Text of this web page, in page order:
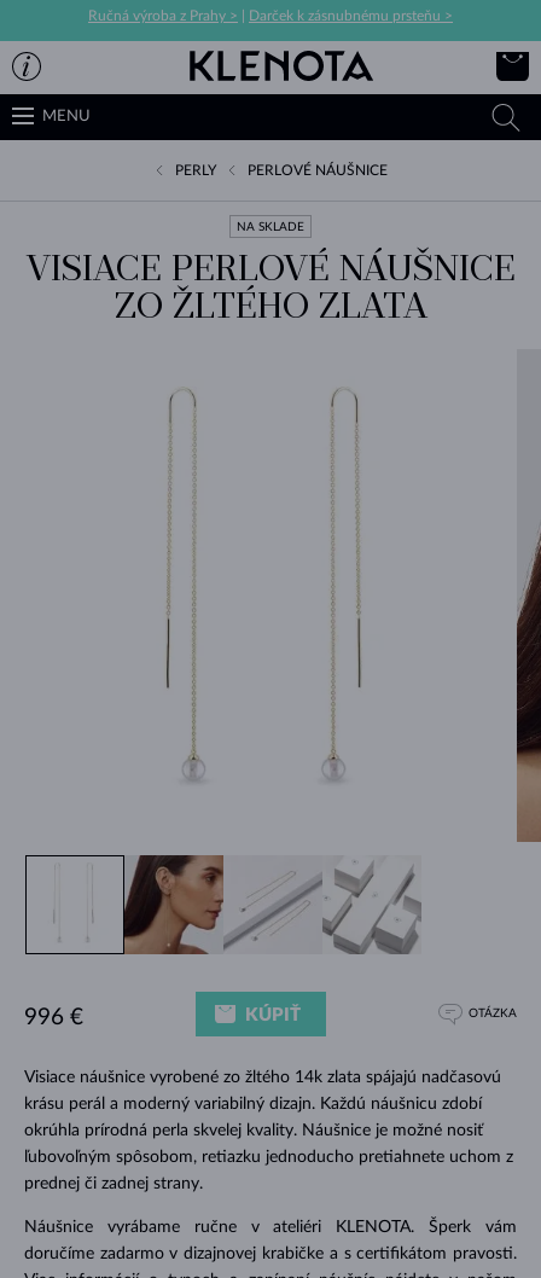
Ručná výroba z Prahy > Darček k zásnubnému prsteňu >
MENU
PERLY PERLOVÉ NÁUŠNICE
NA SKLADE
VISIACE PERLOVÉ NÁUŠNICE
ZO ŽLTÉHO ZLATA
Visiace náušnice vyrobené zo žltého 14k zlata spájajú nadčasovú
krásu perál a moderný variabilný dizajn. Každú náušnicu zdobí
okrúhla prírodná perla skvelej kvality. Náušnice je možné nosiť
ľubovoľným spôsobom, retiazku jednoducho pretiahnete uchom z
prednej či zadnej strany.
Náušnice vyrábame ručne v ateliéri KLENOTA. Šperk vám
doručíme zadarmo v dizajnovej krabičke a s certifikátom pravosti.
996 € KÚPIŤ OTÁZKA